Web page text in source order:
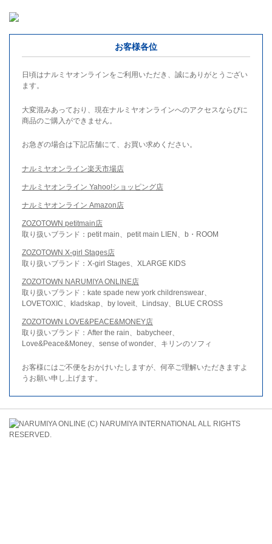
お客様各位
日頃はナルミヤオンラインをご利用いただき、誠にありがとうござい
ます。
大変混みあっており、現在ナルミヤオンラインへのアクセスならびに
商品のご購入ができません。
お急ぎの場合は下記店舗にて、お買い求めください。
ナルミヤオンライン楽天市場店
ナルミヤオンライン Yahoo!ショッピング店
ナルミヤオンライン Amazon店
ZOZOTOWN petitmain店
取り扱いブランド：petit main、petit main LIEN、b・ROOM
ZOZOTOWN X-girl Stages店
取り扱いブランド：X-girl Stages、XLARGE KIDS
ZOZOTOWN NARUMIYA ONLINE店
取り扱いブランド：kate spade new york childrenswear、
LOVETOXIC、kladskap、by loveit、Lindsay、BLUE CROSS
ZOZOTOWN LOVE&PEACE&MONEY店
取り扱いブランド：After the rain、babycheer、
Love&Peace&Money、sense of wonder、キリンのソフィ
お客様にはご不便をおかけいたしますが、何卒ご理解いただきますよ
うお願い申し上げます。